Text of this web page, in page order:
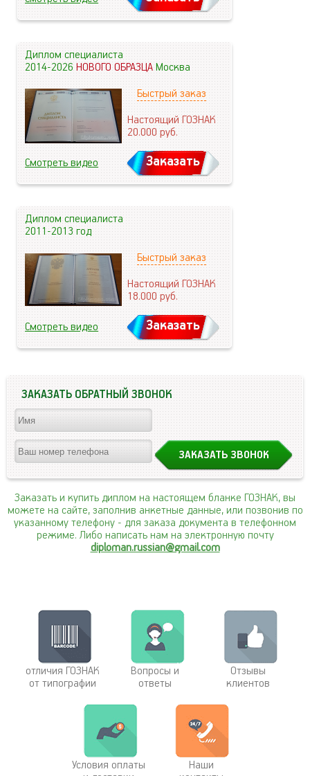
Диплом специалиста
2014-2026НОВОГО ОБРАЗЦАМосква
Быстрый заказ
Настоящий ГОЗНАК
20.000руб.
Смотреть видео Заказать
Диплом специалиста
2011-2013 год
Быстрый заказ
Настоящий ГОЗНАК
18.000руб.
Смотреть видео Заказать
ЗАКАЗАТЬ ОБРАТНЫЙ ЗВОНОК
Заказать и купить диплом на настоящем бланке ГОЗНАК, вы
можете на сайте, заполнив анкетные данные, или позвонив по
указанному телефону - для заказа документа в телефонном
режиме. Либо написать нам на электронную почту
diploman.russian@gmail.com
отличия ГОЗНАК
от типографии
Вопросы и
ответы
Отзывы
клиентов
Условия оплаты
Наши